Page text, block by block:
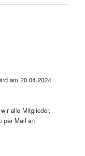
am 20.04.2024
alle Mitglieder,
per Mail an